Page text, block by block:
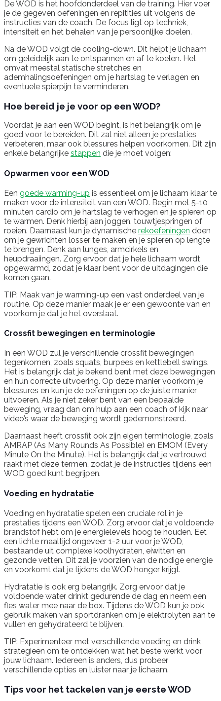
De WOD is het hoofdonderdeel van de training. Hier voer
je de gegeven oefeningen en repitities uit volgens de
instructies van de coach. De focus ligt op techniek,
intensiteit en het behalen van je persoonlijke doelen.
Na de WOD volgt de cooling-down. Dit helpt je lichaam
om geleidelijk aan te ontspannen en af te koelen. Het
omvat meestal statische stretches en
ademhalingsoefeningen om je hartslag te verlagen en
eventuele spierpijn te verminderen.
Hoe bereid je je voor op een WOD?
Voordat je aan een WOD begint, is het belangrijk om je
goed voor te bereiden. Dit zal niet alleen je prestaties
verbeteren, maar ook blessures helpen voorkomen. Dit zijn
enkele belangrijke stappen die je moet volgen:
Opwarmen voor een WOD
Een goede warming-up is essentieel om je lichaam klaar te
maken voor de intensiteit van een WOD. Begin met 5-10
minuten cardio om je hartslag te verhogen en je spieren op
te warmen. Denk hierbij aan joggen, touwtjespringen of
roeien. Daarnaast kun je dynamische rekoefeningen doen
om je gewrichten losser te maken en je spieren op lengte
te brengen. Denk aan lunges, armcirkels en
heupdraaiingen. Zorg ervoor dat je hele lichaam wordt
opgewarmd, zodat je klaar bent voor de uitdagingen die
komen gaan.
TIP: Maak van je warming-up een vast onderdeel van je
routine. Op deze manier maak je er een gewoonte van en
voorkom je dat je het overslaat.
Crossfit bewegingen en terminologie
In een WOD zul je verschillende crossfit bewegingen
tegenkomen, zoals squats, burpees en kettlebell swings.
Het is belangrijk dat je bekend bent met deze bewegingen
en hun correcte uitvoering. Op deze manier voorkom je
blessures en kun je de oefeningen op de juiste manier
uitvoeren. Als je niet zeker bent van een bepaalde
beweging, vraag dan om hulp aan een coach of kijk naar
video’s waar de beweging wordt gedemonstreerd.
Daarnaast heeft crossfit ook zijn eigen terminologie, zoals
AMRAP (As Many Rounds As Possible) en EMOM (Every
Minute On the Minute). Het is belangrijk dat je vertrouwd
raakt met deze termen, zodat je de instructies tijdens een
WOD goed kunt begrijpen.
Voeding en hydratatie
Voeding en hydratatie spelen een cruciale rol in je
prestaties tijdens een WOD. Zorg ervoor dat je voldoende
brandstof hebt om je energielevels hoog te houden. Eet
een lichte maaltijd ongeveer 1-2 uur voor je WOD,
bestaande uit complexe koolhydraten, eiwitten en
gezonde vetten. Dit zal je voorzien van de nodige energie
en voorkomt dat je tijdens de WOD honger krijgt.
Hydratatie is ook erg belangrijk. Zorg ervoor dat je
voldoende water drinkt gedurende de dag en neem een
fles water mee naar de box. Tijdens de WOD kun je ook
gebruik maken van sportdranken om je elektrolyten aan te
vullen en gehydrateerd te blijven.
TIP: Experimenteer met verschillende voeding en drink
strategieën om te ontdekken wat het beste werkt voor
jouw lichaam. Iedereen is anders, dus probeer
verschillende opties en luister naar je lichaam.
Tips voor het tackelen van je eerste WOD